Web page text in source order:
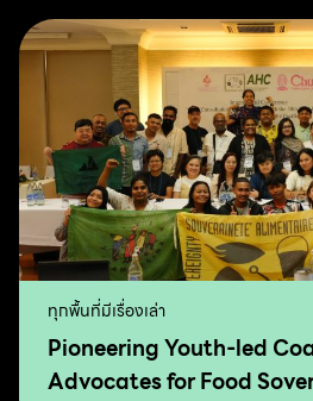
ทุกพื้นที่มีเรื่องเล่า
Pioneering Youth-led
Advocates for Food